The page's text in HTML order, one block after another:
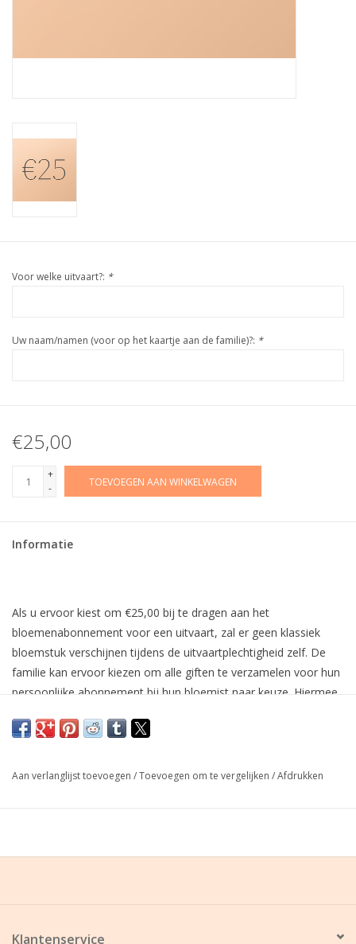
Voor welke uitvaart?: *
Uw naam/namen (voor op het kaartje aan de familie)?: *
€25,00
+
-
TOEVOEGEN AAN WINKELWAGEN
Informatie
Als u ervoor kiest om €25,00 bij te dragen aan het
bloemenabonnement voor een uitvaart, zal er geen klassiek
bloemstuk verschijnen tijdens de uitvaartplechtigheid zelf. De
familie kan ervoor kiezen om alle giften te verzamelen voor hun
persoonlijke abonnement bij hun bloemist naar keuze. Hiermee
overleden dierbare laten leggen, of gewoon thuis laten leveren
warme bijdrage.
Aan verlanglijst toevoegen /Toevoegen om te vergelijken /Afdrukken
Klantenservice